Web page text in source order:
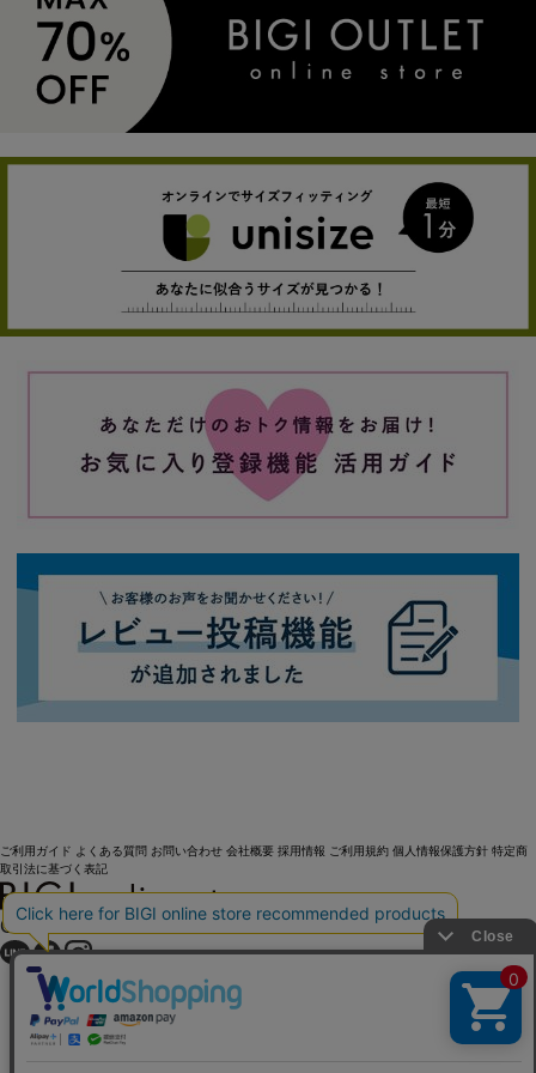
ご利用ガイド よくある質問 お問い合わせ 会社概要 採用情報 ご利用規約 個人情報保護方針 特定商
取引法に基づく表記
OFFICIAL SNS
Copyright (C) BIGI. Co.,Ltd. All Rights Reserved.